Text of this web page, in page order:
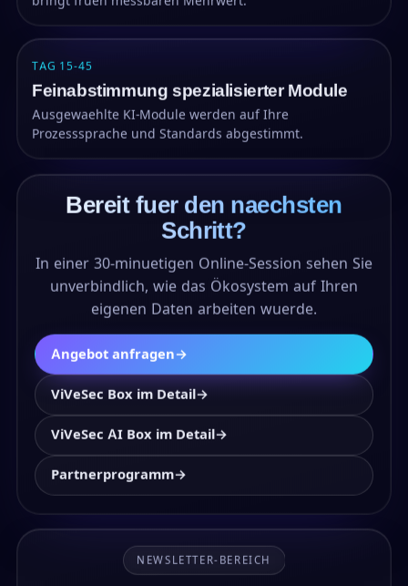
TAG 15-45
Feinabstimmung spezialisierter Module
Ausgewaehlte KI-Module werden auf Ihre
Prozesssprache und Standards abgestimmt.
Bereit fuer den naechsten
Schritt?
In einer 30-minuetigen Online-Session sehen Sie
unverbindlich, wie das Ökosystem auf Ihren
eigenen Daten arbeiten wuerde.
Angebot anfragen→
ViVeSec Box im Detail→
ViVeSec AI Box im Detail→
Partnerprogramm→
NEWSLETTER-BEREICH